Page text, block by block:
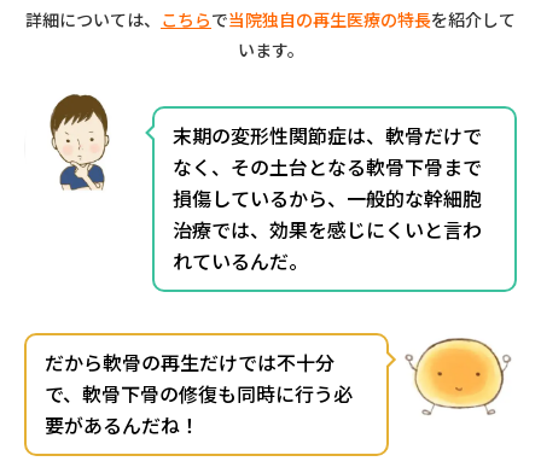
詳細については、 こちらで当院独自の再生医療の特長を紹介して
います。
末期の変形性関節症は、軟骨だけで
なく、その土台となる軟骨下骨まで
損傷しているから、一般的な幹細胞
治療では、効果を感じにくいと言わ
れているんだ。
だから軟骨の再生だけでは不十分
で、軟骨下骨の修復も同時に行う必
要があるんだね！